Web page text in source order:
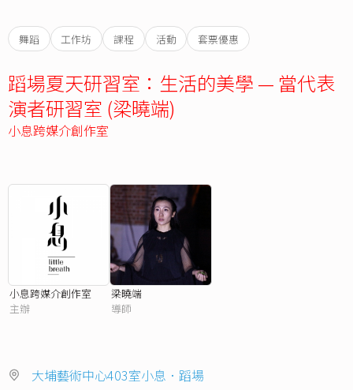
舞蹈 工作坊 課程 活動 套票優惠
蹈場夏天研習室：生活的美學 — 當代表
演者研習室 (梁曉端)
小息跨媒介創作室
小息跨媒介創作室
主辦
梁曉端
導師
大埔藝術中心403室小息．蹈場